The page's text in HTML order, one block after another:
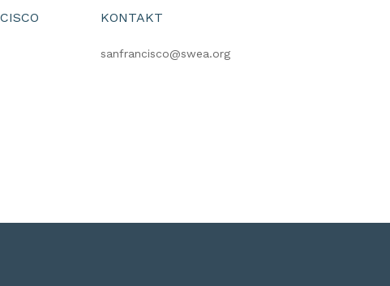
KONTAKT
sanfrancisco@swea.org